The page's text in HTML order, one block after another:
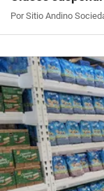
Por Sitio Andino